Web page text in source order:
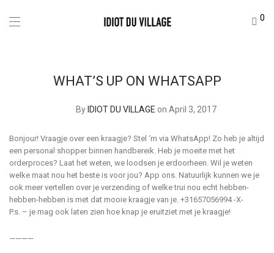
0
WHAT’S UP ON WHATSAPP
By IDIOT DU VILLAGE on April 3, 2017
Bonjour! Vraagje over een kraagje? Stel ‘m via WhatsApp! Zo heb je altijd
een personal shopper binnen handbereik. Heb je moeite met het
orderproces? Laat het weten, we loodsen je erdoorheen. Wil je weten
welke maat nou het beste is voor jou? App ons. Natuurlijk kunnen we je
ook meer vertellen over je verzending of welke trui nou echt hebben-
hebben-hebben is met dat mooie kraagje van je. +31657056994 -X-
P.s. – je mag ook laten zien hoe knap je eruitziet met je kraagje!
————